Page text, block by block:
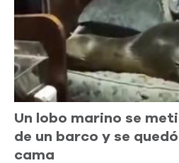
Un lobo marino se
de un barco y se
cama